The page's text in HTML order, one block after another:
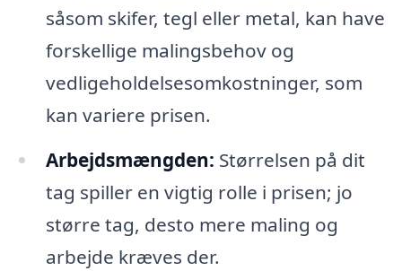
såsom skifer, tegl eller metal, kan have
forskellige malingsbehov og
vedligeholdelsesomkostninger, som
kan variere prisen.
Arbejdsmængden: Størrelsen på dit
tag spiller en vigtig rolle i prisen; jo
større tag, desto mere maling og
arbejde kræves der.